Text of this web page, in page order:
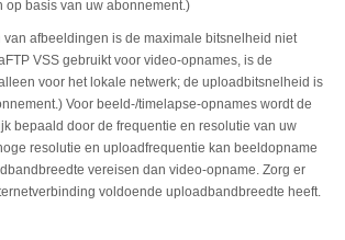
op basis van uw abonnement.)
van afbeeldingen is de maximale bitsnelheid niet
VSS gebruikt voor video-opnames, is de
voor het lokale netwerk; de uploadbitsnelheid is
Voor beeld-/timelapse-opnames wordt de
bepaald door de frequentie en resolutie van uw
resolutie en uploadfrequentie kan beeldopname
vereisen dan video-opname. Zorg er
voldoende uploadbandbreedte heeft.